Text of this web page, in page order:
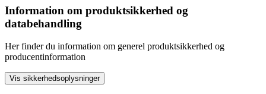
Information om produktsikkerhed og
databehandling
Her finder du information om generel produktsikkerhed og
producentinformation
Vis sikkerhedsoplysninger